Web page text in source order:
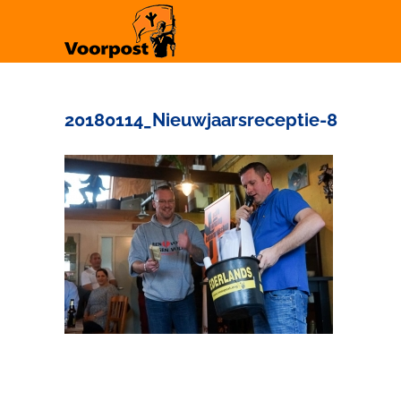
20180114_Nieuwjaarsreceptie-8